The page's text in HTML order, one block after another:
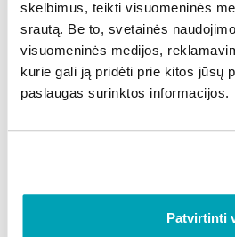
skelbimus, teikti visuomeninės
srautą. Be to, svetainės
visuomeninės medijos,
kurie gali ją pridėti prie kitos jūsų
paslaugas surinktos informacijos.
Patvirtinti
Kalba Alytus 2024-06-06
(programa)